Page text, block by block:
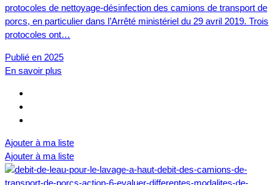
protocoles de nettoyage-désinfection des camions de transport de
porcs, en particulier dans l’Arrêté ministériel du 29 avril 2019. Trois
protocoles ont…
Publié en 2025
En savoir plus
Ajouter à ma liste
Ajouter à ma liste